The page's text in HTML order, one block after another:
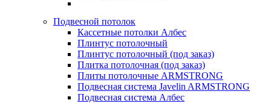
Подвесной потолок
Кассетные потолки Албес
Плинтус потолочный
Плинтус потолочный (под заказ)
Плитка потолочная (под заказ)
Плиты потолочные ARMSTRONG
Подвесная система Javelin ARMSTRONG
Подвесная система Албес